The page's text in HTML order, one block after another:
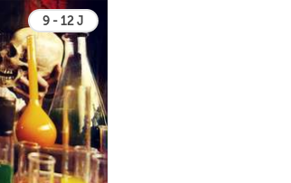
9 - 12 J